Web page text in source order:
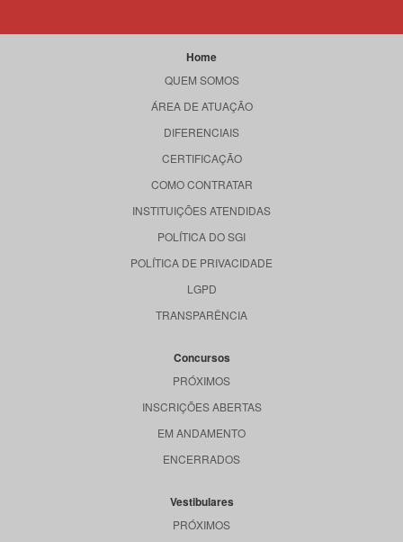
Home
QUEM SOMOS
ÁREA DE ATUAÇÃO
DIFERENCIAIS
CERTIFICAÇÃO
COMO CONTRATAR
INSTITUIÇÕES ATENDIDAS
POLÍTICA DO SGI
POLÍTICA DE PRIVACIDADE
LGPD
TRANSPARÊNCIA
Concursos
PRÓXIMOS
INSCRIÇÕES ABERTAS
EM ANDAMENTO
ENCERRADOS
Vestibulares
PRÓXIMOS